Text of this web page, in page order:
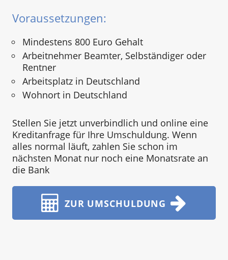
Voraussetzungen:
Mindestens 800 Euro Gehalt
Arbeitnehmer Beamter, Selbständiger oder
Rentner
Arbeitsplatz in Deutschland
Wohnort in Deutschland
Stellen Sie jetzt unverbindlich und online eine
Kreditanfrage für Ihre Umschuldung. Wenn
alles normal läuft, zahlen Sie schon im
nächsten Monat nur noch eine Monatsrate an
die Bank
ZUR UMSCHULDUNG